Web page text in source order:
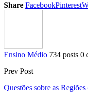
Share FacebookPinterest
Ensino Médio 734 posts 0
Prev Post
Questões sobre as